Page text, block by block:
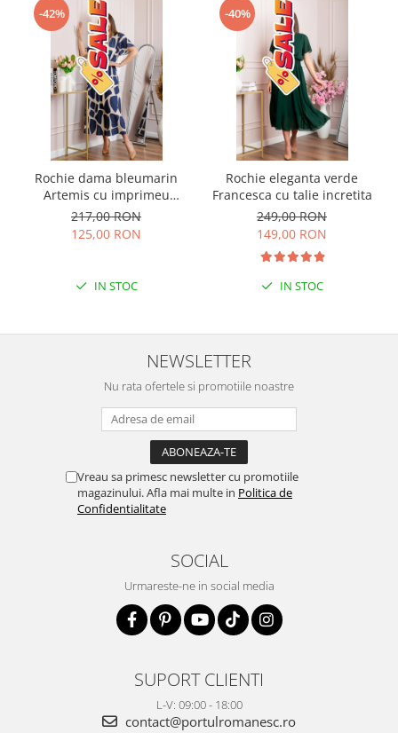
-42%
Rochie dama bleumarin
Artemis cu imprimeu
abstract si cordon in talie
217,00 RON
125,00 RON
IN STOC
-40%
Rochie eleganta verde
Francesca cu talie incretita
249,00 RON
149,00 RON
IN STOC
NEWSLETTER
Nu rata ofertele si promotiile noastre
Vreau sa primesc newsletter cu promotiile
magazinului. Afla mai multe in Politica de
Confidentialitate
SOCIAL
Urmareste-ne in social media
SUPORT CLIENTI
L-V: 09:00 - 18:00
contact@portulromanesc.ro